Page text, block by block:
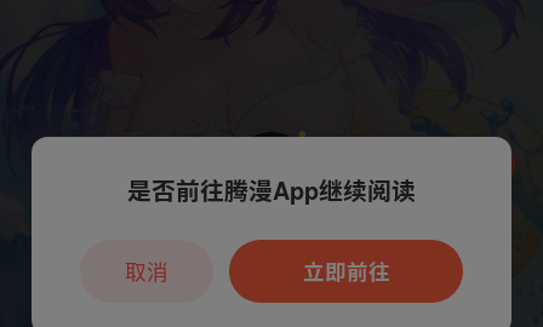
本章节仅支持App阅读，可打开App新用
户7天免费看
是否前往腾漫App继续阅读
立即前往
取消